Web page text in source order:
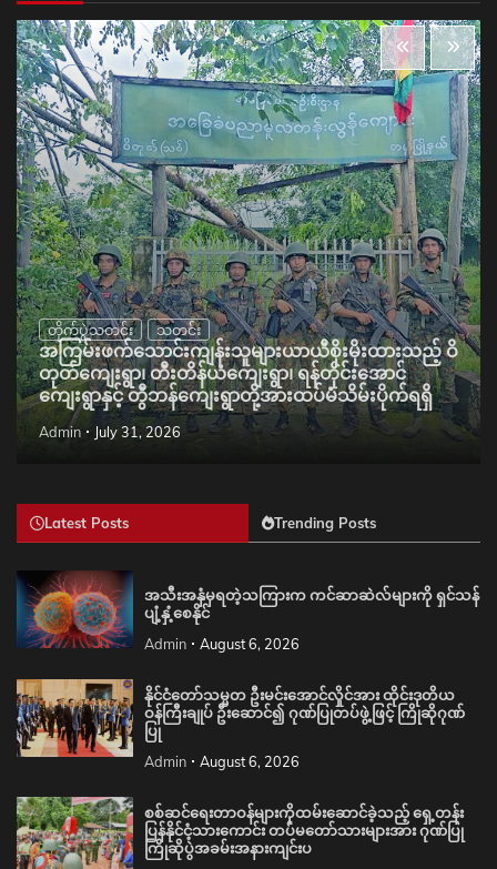
တိုက်ပွဲသတင်း သတင်း
အကြမ်းဖက်သောင်းကျန်းသူများယာယီစိုးမိုးထားသည့် ဝိ
တုတ်ကျေးရွာ၊ တီးတိန်ယံကျေးရွာ၊ ရန်တိုင်းအောင်
ကျေးရွာနှင့် တွီဘန်ကျေးရွာတို့အားထပ်မံသိမ်းပိုက်ရရှိ
Admin July 31, 2026
Latest Posts Trending Posts
အသီးအနှံမှရတဲ့သကြားက ကင်ဆာဆဲလ်များကို ရှင်သန်
ပျံ့နှံ့စေနိုင်
Admin August 6, 2026
နိုင်ငံတော်သမ္မတ ဦးမင်းအောင်လှိုင်အား ထိုင်းဒုတိယ
ဝန်ကြီးချုပ် ဦးဆောင်၍ ဂုဏ်ပြုတပ်ဖွဲ့ဖြင့် ကြိုဆိုဂုဏ်
ပြု
Admin August 6, 2026
စစ်ဆင်ရေးတာဝန်များကိုထမ်းဆောင်ခဲ့သည့် ရှေ့တန်း
ပြန်နိုင်ငံ့သားကောင်း တပ်မတော်သားများအား ဂုဏ်ပြု
ကြိုဆိုပွဲအခမ်းအနားကျင်းပ